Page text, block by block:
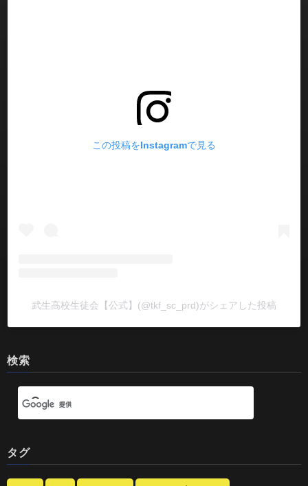
この投稿をInstagramで見る
武生高校生徒会【公式】(@tkf_sc_prd)がシェアした投稿
検索
タグ